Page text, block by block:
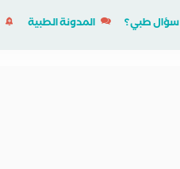
طبي؟ المدونة الطبية